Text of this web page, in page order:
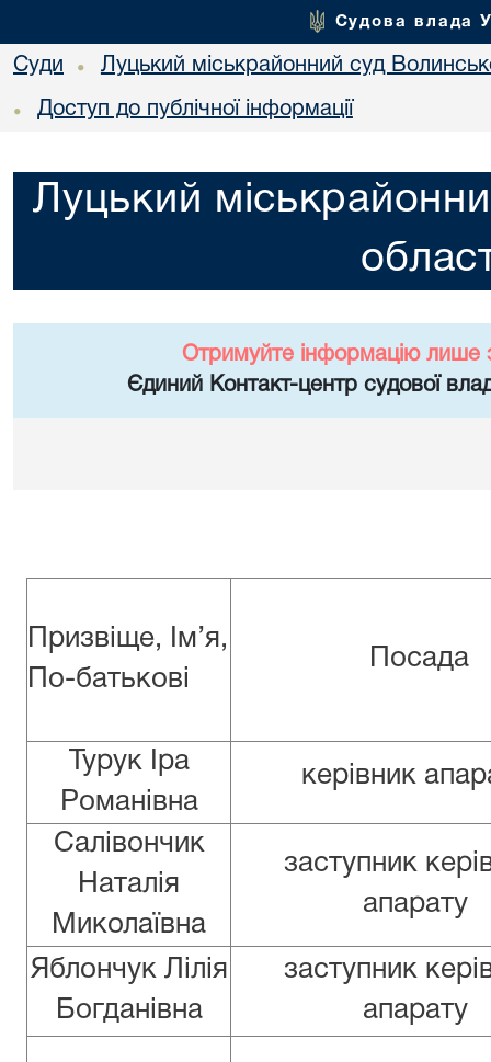
Судова влада
Суди • Луцький міськрайонний суд
• Доступ до публічної інформації
Луцький
Отримуйте інформацію лише
Єдиний Контакт-центр судової
Призвіще, Ім’я,
По-батькові
Посада
Турук Іра
Романівна
керівник
Салівончик
Наталія
Миколаївна
заступник
апарату
Яблончук Лілія
Богданівна
заступник
апарату